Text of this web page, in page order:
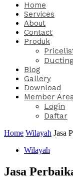
Home
Services
About
Contact
Produk
Blog
Gallery
Download
Member
Login
Daftar
Home Wilayah Jasa
Wilayah
Jasa